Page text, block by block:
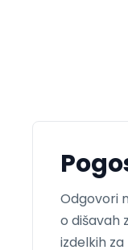
Odgovori
o dišavah
izdelkih